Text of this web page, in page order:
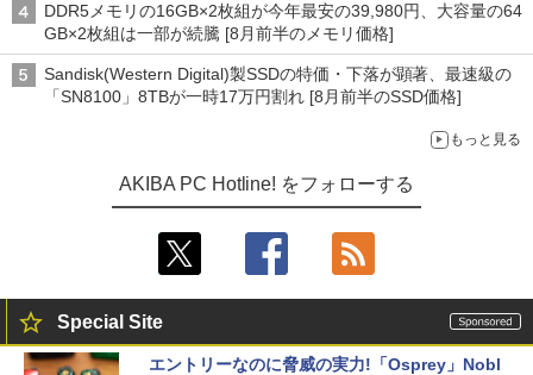
DDR5メモリの16GB×2枚組が今年最安の39,980円、大容量の64
GB×2枚組は一部が続騰 [8月前半のメモリ価格]
Sandisk(Western Digital)製SSDの特価・下落が顕著、最速級の
「SN8100」8TBが一時17万円割れ [8月前半のSSD価格]
もっと見る
AKIBA PC Hotline! をフォローする
Special Site
エントリーなのに脅威の実力!「Osprey」Nobl